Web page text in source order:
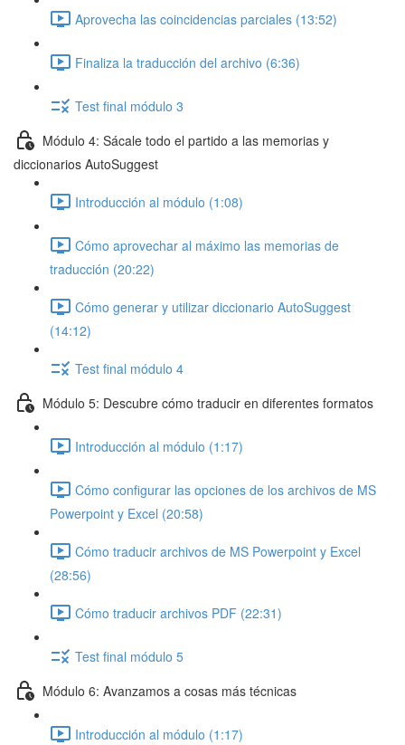
Aprovecha las coincidencias parciales (13:52)
Finaliza la traducción del archivo (6:36)
Test final módulo 3
Módulo 4: Sácale todo el partido a las memorias y
diccionarios AutoSuggest
Introducción al módulo (1:08)
Cómo aprovechar al máximo las memorias de
traducción (20:22)
Cómo generar y utilizar diccionario AutoSuggest
(14:12)
Test final módulo 4
Módulo 5: Descubre cómo traducir en diferentes formatos
Introducción al módulo (1:17)
Cómo configurar las opciones de los archivos de MS
Powerpoint y Excel (20:58)
Cómo traducir archivos de MS Powerpoint y Excel
(28:56)
Cómo traducir archivos PDF (22:31)
Test final módulo 5
Módulo 6: Avanzamos a cosas más técnicas
Introducción al módulo (1:17)